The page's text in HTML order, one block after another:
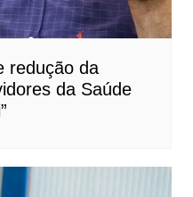
redução da
da Saúde